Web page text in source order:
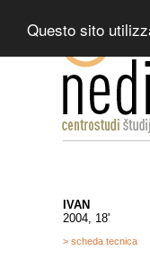
Questo sito
IVAN
2004, 18'
> scheda tecnica